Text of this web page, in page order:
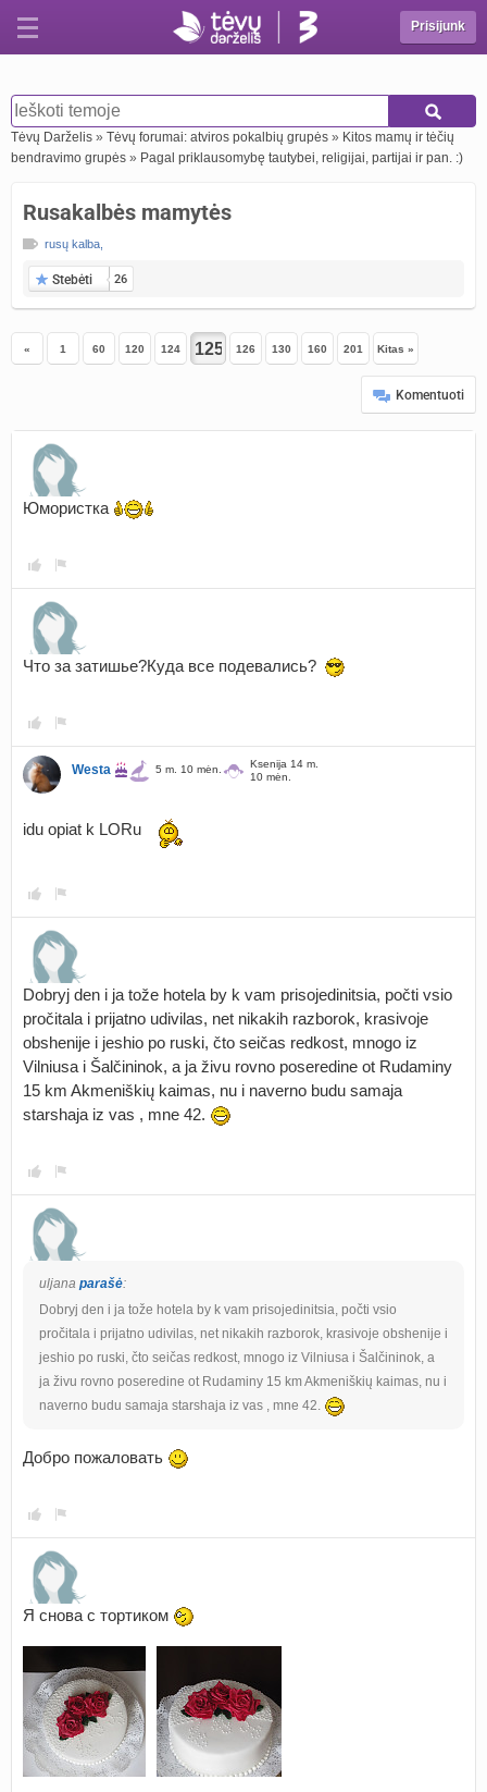
Prisijunk
Tėvų Darželis » Tėvų forumai: atviros pokalbių grupės » Kitos mamų ir tėčių
bendravimo grupės » Pagal priklausomybę tautybei, religijai, partijai ir pan. :)
Rusakalbės mamytės
rusų kalba
Stebėti 26
« 1 60 120 124 126 130 160 201 Kitas »
Komentuoti
Юмористка
Что за затишье?Куда все подевались?
Westa 5 m. 10 mėn.
Ksenija 14 m.
10 mėn.
idu opiat k LORu
Dobryj den i ja tože hotela by k vam prisojedinitsia, počti vsio
pročitala i prijatno udivilas, net nikakih razborok, krasivoje
obshenije i jeshio po ruski, čto seičas redkost, mnogo iz
Vilniusa i Šalčininok, a ja živu rovno poseredine ot Rudaminy
15 km Akmeniškių kaimas, nu i naverno budu samaja
starshaja iz vas , mne 42.
uljana parašė:
Dobryj den i ja tože hotela by k vam prisojedinitsia, počti vsio
pročitala i prijatno udivilas, net nikakih razborok, krasivoje obshenije i
jeshio po ruski, čto seičas redkost, mnogo iz Vilniusa i Šalčininok, a
ja živu rovno poseredine ot Rudaminy 15 km Akmeniškių kaimas, nu i
naverno budu samaja starshaja iz vas , mne 42.
Добро пожаловать
Я снова с тортиком